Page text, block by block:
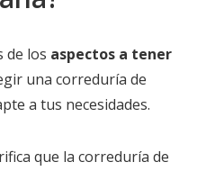
de los aspectos a tener
una correduría de
a tus necesidades.
que la correduría de